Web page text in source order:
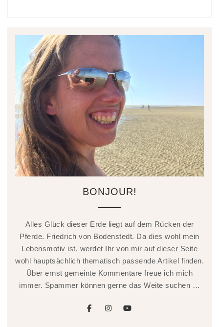
BONJOUR!
Alles Glück dieser Erde liegt auf dem Rücken der
Pferde. Friedrich von Bodenstedt. Da dies wohl mein
Lebensmotiv ist, werdet Ihr von mir auf dieser Seite
wohl hauptsächlich thematisch passende Artikel finden.
Über ernst gemeinte Kommentare freue ich mich
immer. Spammer können gerne das Weite suchen …